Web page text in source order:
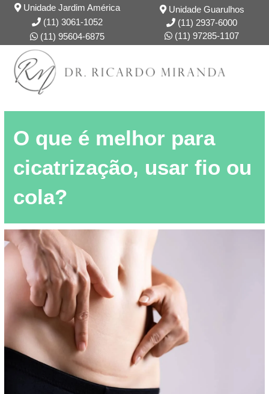
Unidade Jardim América
(11) 3061-1052
(11) 95604-6875
Unidade Guarulhos
(11) 2937-6000
(11) 97285-1107
O que é melhor para
cicatrização, usar fio ou
cola?